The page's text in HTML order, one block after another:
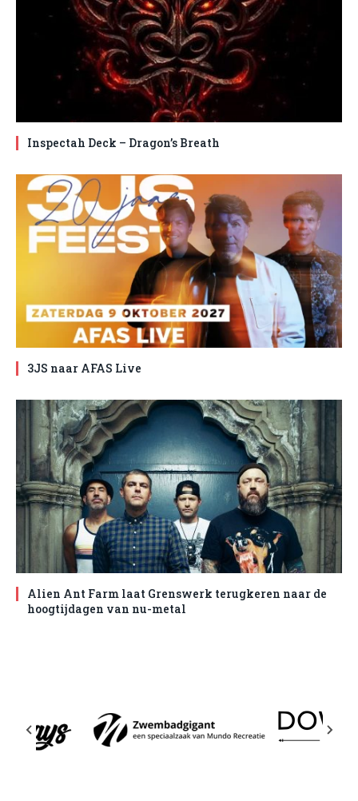
Inspectah Deck – Dragon’s Breath
3JS naar AFAS Live
Alien Ant Farm laat Grenswerk terugkeren naar de
hoogtijdagen van nu-metal